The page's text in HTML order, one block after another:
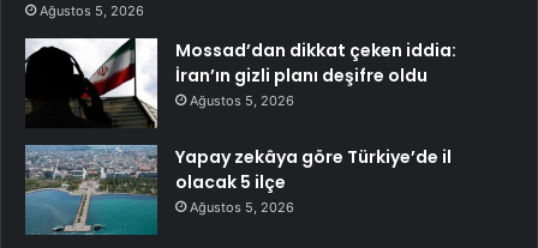
Ağustos 5, 2026
Mossad’dan dikkat çeken iddia:
İran’ın gizli planı deşifre oldu
Ağustos 5, 2026
Yapay zekâya göre Türkiye’de il
olacak 5 ilçe
Ağustos 5, 2026